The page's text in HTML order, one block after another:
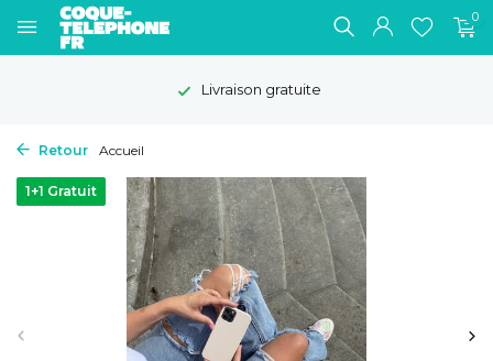
0
Livraison gratuite
Retour Accueil
1+1 Gratuit